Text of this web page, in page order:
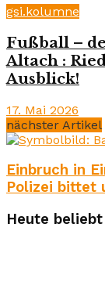
gsi.kolumne
Fußball –
Altach :
Ausblick!
17. Mai 2026
nächster Artikel
Einbruch in
Polizei bittet
Heute beliebt